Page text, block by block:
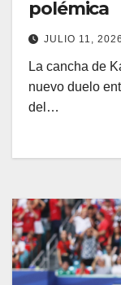
polémica
JULIO 11, 2026
La cancha de
nuevo duelo
del…